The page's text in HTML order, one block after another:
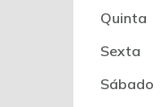
Quinta
Sexta
Sábado